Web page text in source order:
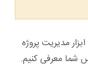
مدیریت پروژه
شما معرفی کنیم.